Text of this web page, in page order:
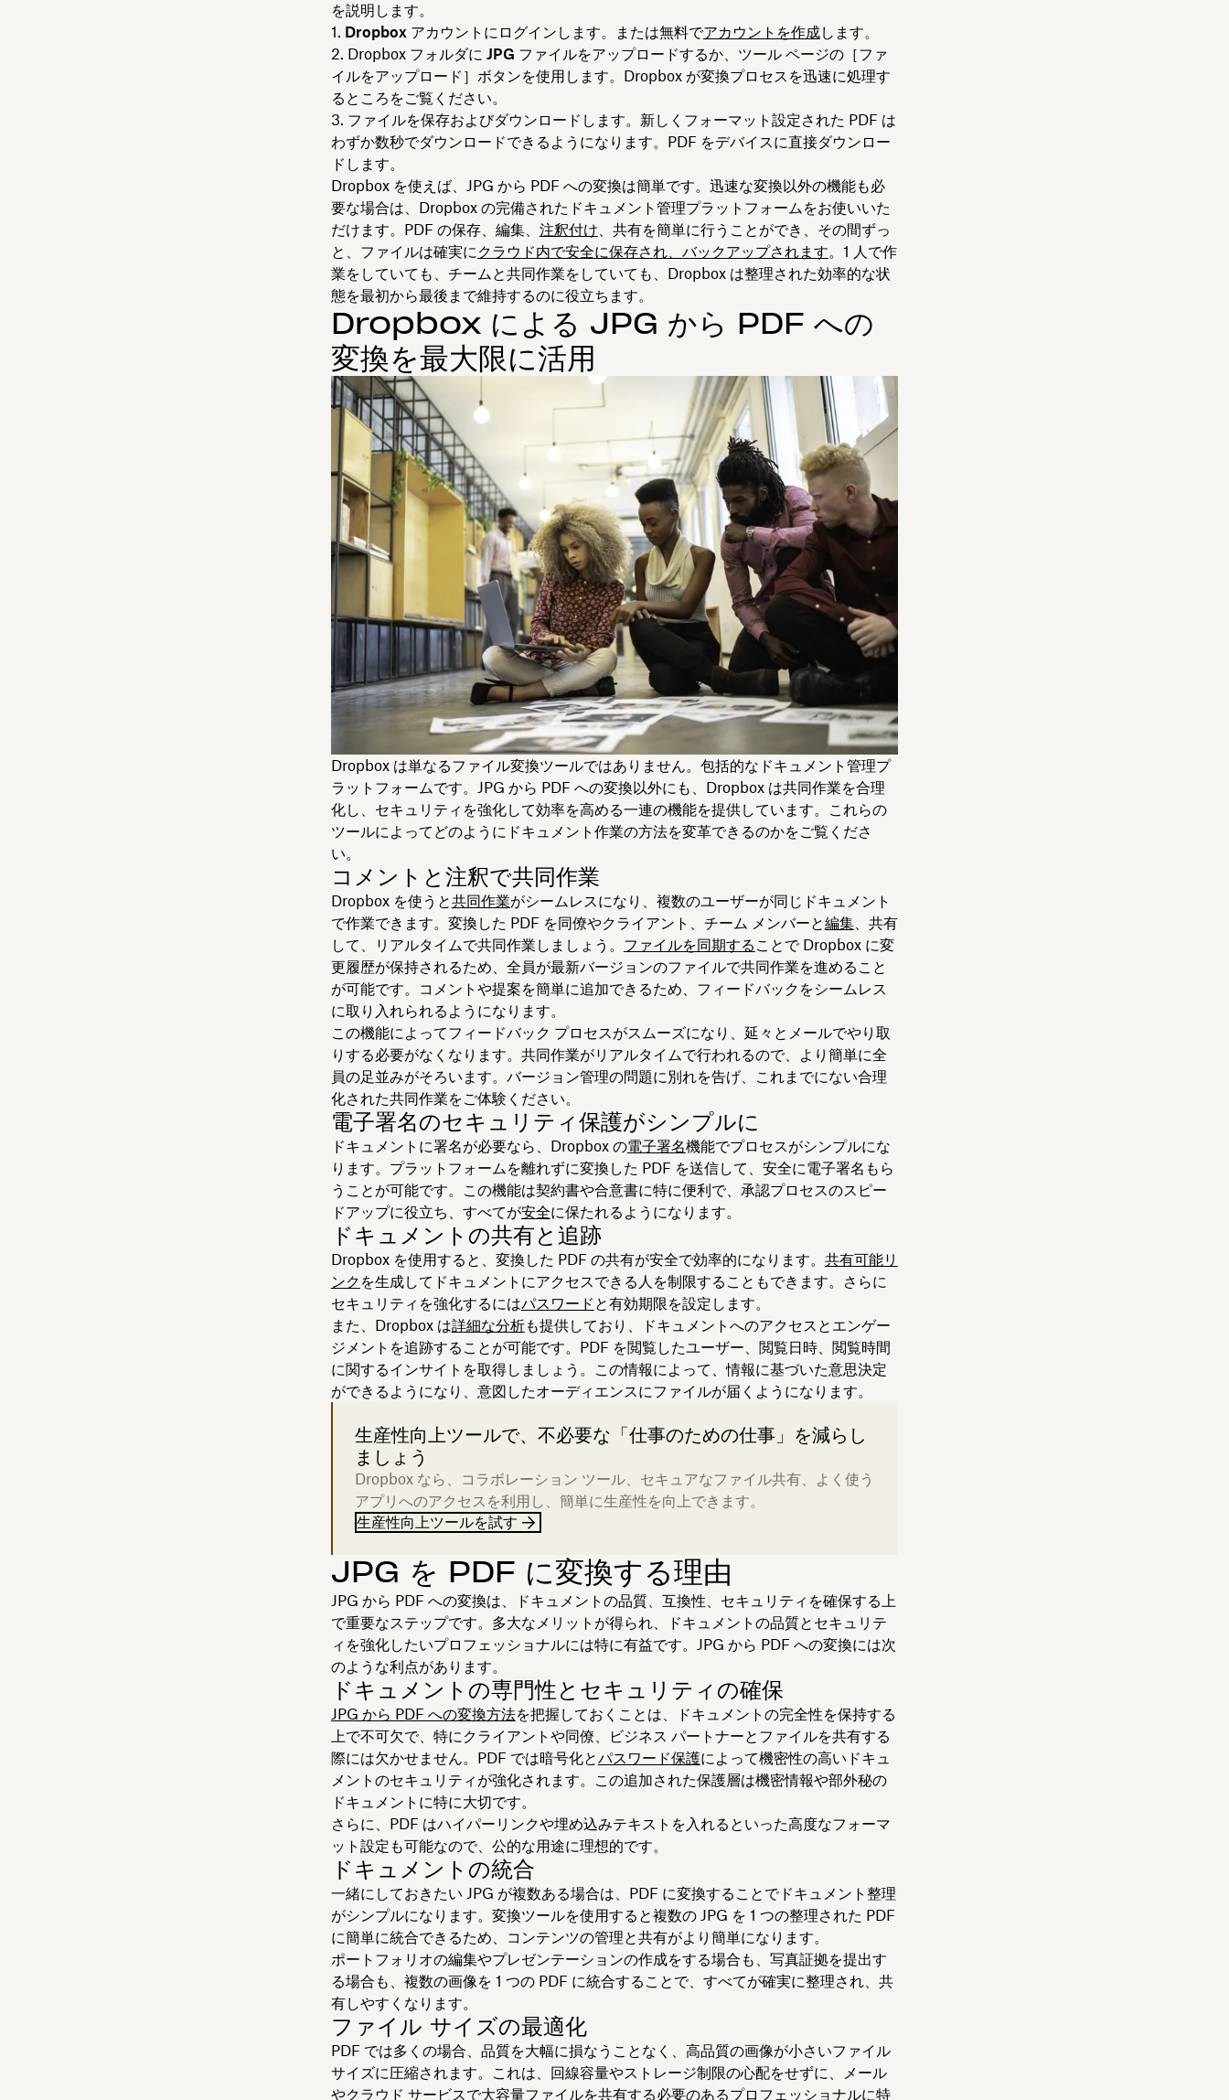
を説明します。
Dropbox アカウントにログイン します。または無料でアカウントを作成します。
Dropbox フォルダに JPG ファイルをアップロードするか、ツール ページの［ファ
イルをアップロード ］ボタンを使用します。Dropbox が変換プロセスを迅速に処理す
るところをご覧ください。
ファイルを保存およびダウンロード します。新しくフォーマット設定された PDF は
わずか数秒でダウンロードできるようになります。PDF をデバイスに直接ダウンロー
ド します。
Dropbox を使えば、JPG から PDF への変換は簡単です。迅速な変換以外の機能も必
要な場合は、Dropbox の完備されたドキュメント管理プラットフォームをお使いいた
だけます。PDF の保存、編集、 注釈付け、共有を簡単に行うことができ、その間ずっ
と、ファイルは確実にクラウド内で安全に保存され、バックアップされます。1 人で作
業をしていても、チームと共同作業をしていても、Dropbox は整理された効率的な状
態を最初から最後まで維持するのに役立ちます。
Dropbox による JPG から PDF への
変換を最大限に活用
Dropbox は単なるファイル変換ツールではありません。包括的なドキュメント管理プ
ラットフォームです。JPG から PDF への変換以外にも、Dropbox は共同作業を合理
化し、セキュリティを強化して効率を高める一連の機能を提供しています。これらの
ツールによってどのようにドキュメント作業の方法を変革できるのかをご覧くださ
い。
コメントと注釈で共同作業
Dropbox を使うと共同作業がシームレスになり、複数のユーザーが同じドキュメント
で作業できます。変換した PDF を同僚やクライアント、チーム メンバーと編集、共有
して、リアルタイムで共同作業しましょう。 ファイルを同期する ことで Dropbox に変
更履歴が保持されるため、全員が最新バージョンのファイルで共同作業を進めること
が可能です。コメントや提案を簡単に追加できるため、フィードバックをシームレス
に取り入れられるようになります。
この機能によってフィードバック プロセスがスムーズになり、延々とメールでやり取
りする必要がなくなります。共同作業がリアルタイムで行われるので、より簡単に全
員の足並みがそろいます。バージョン管理の問題に別れを告げ、これまでにない合理
化された共同作業をご体験ください。
電子署名のセキュリティ保護がシンプルに
ドキュメントに署名が必要なら、Dropbox の電子署名機能でプロセスがシンプルにな
ります。プラットフォームを離れずに変換した PDF を送信して、安全に電子署名もら
うことが可能です。この機能は契約書や合意書に特に便利で、承認プロセスのスピー
ドアップに役立ち、すべてが安全に保たれるようになります。
ドキュメントの共有と追跡
Dropbox を使用すると、変換した PDF の共有が安全で効率的になります。 共有可能リ
ンク を生成してドキュメントにアクセスできる人を制限することもできます。さらに
セキュリティを強化するにはパスワード と有効期限を設定します。
また、Dropbox は詳細な分析も提供しており、ドキュメントへのアクセスとエンゲー
ジメントを追跡することが可能です。PDF を閲覧したユーザー、閲覧日時、閲覧時間
に関するインサイトを取得しましょう。この情報によって、情報に基づいた意思決定
ができるようになり、意図したオーディエンスにファイルが届くようになります。
生産性向上ツールで、不必要な「仕事のための仕事」を減らし
ましょう
Dropbox なら、コラボレーション ツール、セキュアなファイル共有、よく使う
アプリへのアクセスを利用し、簡単に生産性を向上できます。
生産性向上ツールを試す
JPG を PDF に変換する理由
JPG から PDF への変換は、ドキュメントの品質、互換性、セキュリティを確保する上
で重要なステップです。多大なメリットが得られ、ドキュメントの品質とセキュリテ
ィを強化したいプロフェッショナルには特に有益です。JPG から PDF への変換には次
のような利点があります。
ドキュメントの専門性とセキュリティの確保
JPG から PDF への変換方法を把握しておくことは、ドキュメントの完全性を保持する
上で不可欠で、特にクライアントや同僚、ビジネス パートナーとファイルを共有する
際には欠かせません。PDF では暗号化とパスワード保護によって機密性の高いドキュ
メントのセキュリティが強化されます。この追加された保護層は機密情報や部外秘の
ドキュメントに特に大切です。
さらに、PDF はハイパーリンクや埋め込みテキストを入れるといった高度なフォーマ
ット設定も可能なので、公的な用途に理想的です。
ドキュメントの統合
一緒にしておきたい JPG が複数ある場合は、PDF に変換することでドキュメント整理
がシンプルになります。変換ツールを使用すると複数の JPG を 1 つの整理された PDF
に簡単に統合できるため、コンテンツの管理と共有がより簡単になります。
ポートフォリオの編集やプレゼンテーションの作成をする場合も、写真証拠を提出す
る場合も、複数の画像を 1 つの PDF に統合することで、すべてが確実に整理され、共
有しやすくなります。
ファイル サイズの最適化
PDF では多くの場合、品質を大幅に損なうことなく、高品質の画像が小さいファイル
サイズに圧縮されます。これは、回線容量やストレージ制限の心配をせずに、メール
やクラウド サービスで大容量ファイルを共有する必要のあるプロフェッショナルに特